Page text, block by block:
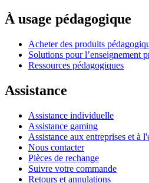
À usage pédagogique
Acheter des produits
Solutions pour l’enseignement
Ressources pédagogiques
Assistance
Assistance individuelle
Assistance gaming
Assistance aux entreprises et à
Nous contacter
Pièces de rechange
Suivre votre commande
Retours et annulations